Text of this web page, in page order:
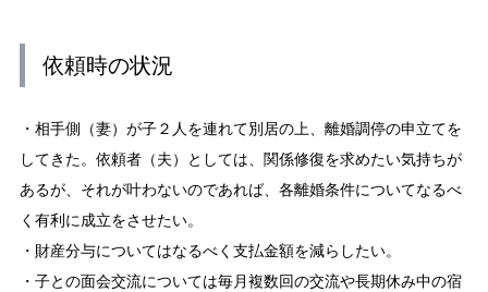
依頼時の状況
・相手側（妻）が子２人を連れて別居の上、離婚調停の申立てを
してきた。依頼者（夫）としては、関係修復を求めたい気持ちが
あるが、それが叶わないのであれば、各離婚条件についてなるべ
く有利に成立をさせたい。
・財産分与についてはなるべく支払金額を減らしたい。
・子との面会交流については毎月複数回の交流や長期休み中の宿